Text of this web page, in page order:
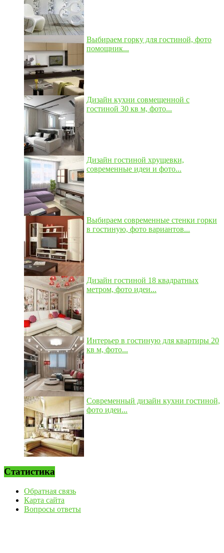
Выбираем горку для гостиной, фото
помощник...
Дизайн кухни совмещенной с
гостиной 30 кв м, фото...
Дизайн гостиной хрущевки,
современные идеи и фото...
Выбираем современные стенки горки
в гостиную, фото вариантов...
Дизайн гостиной 18 квадратных
метром, фото идеи...
Интерьер в гостиную для квартиры 20
кв м, фото...
Современный дизайн кухни гостиной,
фото идеи...
Статистика
Обратная связь
Карта сайта
Вопросы ответы